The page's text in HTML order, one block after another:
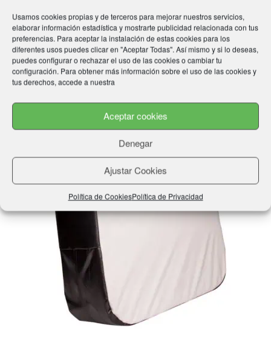
Usamos cookies propias y de terceros para mejorar nuestros servicios,
elaborar información estadística y mostrarte publicidad relacionada con tus
preferencias. Para aceptar la instalación de estas cookies para los
diferentes usos puedes clicar en "Aceptar Todas". Así mismo y si lo deseas,
puedes configurar o rechazar el uso de las cookies o cambiar tu
configuración. Para obtener más información sobre el uso de las cookies y
tus derechos, accede a nuestra
Aceptar cookies
Denegar
Ajustar Cookies
Política de CookiesPolítica de Privacidad